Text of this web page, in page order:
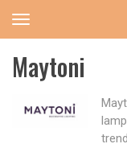
Maytoni